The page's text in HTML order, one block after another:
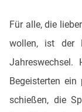
Für alle, die
wollen, ist der
Begeisterten
schießen, die